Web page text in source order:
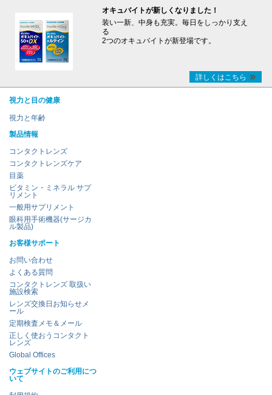
オキュバイトが新しくなりました！
装い一新、中身も充実。毎日をしっかり支え
る
2つのオキュバイトが新登場です。
詳しくはこちら
視力と目の健康
視力と年齢
製品情報
コンタクトレンズ
コンタクトレンズケア
目薬
ビタミン・ミネラル サプ
リメント
一般用サプリメント
眼科用手術機器(サージカ
ル製品)
お客様サポート
お問い合わせ
よくある質問
コンタクトレンズ 取扱い
施設検索
レンズ交換日お知らせメ
ール
定期検査メモ＆メール
正しく使おうコンタクト
レンズ
Global Offices
ウェブサイトのご利用につ
いて